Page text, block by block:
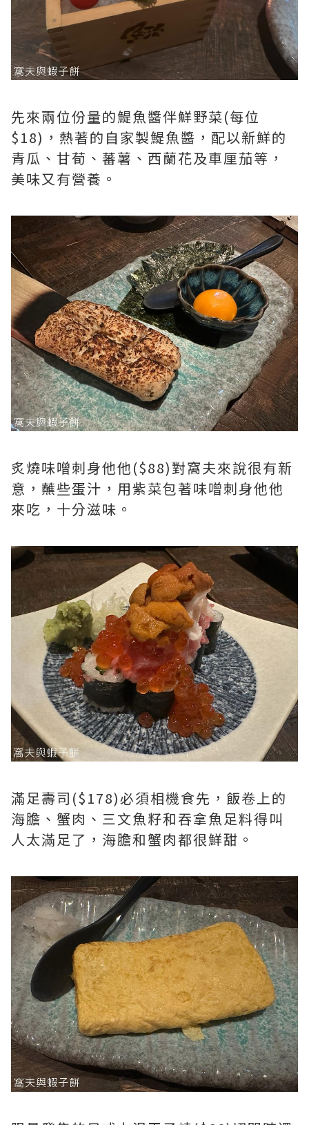
先來兩位份量的鯷魚醬伴鮮野菜(每位
$18)，熱著的自家製鯷魚醬，配以新鮮的
青瓜、甘荀、蕃薯、西蘭花及車厘茄等，
美味又有營養。
炙燒味噌刺身他他($88)對窩夫來說很有新
意，蘸些蛋汁，用紫菜包著味噌刺身他他
來吃，十分滋味。
滿足壽司($178)必須相機食先，飯卷上的
海膽、蟹肉、三文魚籽和吞拿魚足料得叫
人太滿足了，海膽和蟹肉都很鮮甜。